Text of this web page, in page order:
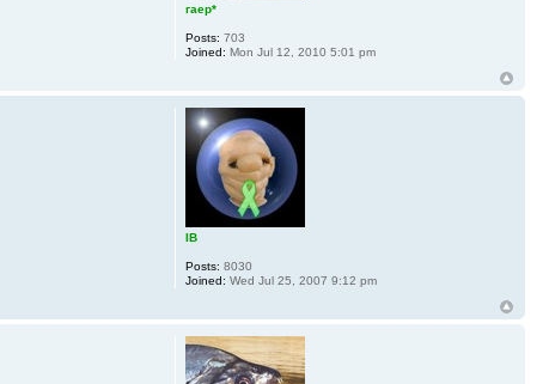
гаер*
Posts: 703
Joined: Mon Jul 12, 2010 5:01 pm
IB
Posts: 8030
Joined: Wed Jul 25, 2007 9:12 pm